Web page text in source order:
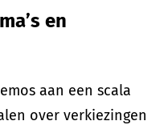
en
aan een scala
over verkiezingen